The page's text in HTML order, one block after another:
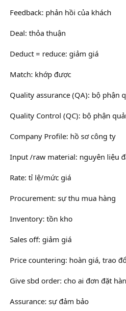
Feedback: phản hồi của khách
Deal: thỏa thuận
Deduct = reduce: giảm giá
Match: khớp được
Quality assurance (QA): bộ phận
Quality Control (QC): bộ phận
Company Profile: hồ sơ công ty
Input /raw material: nguyên liệu
Rate: tỉ lệ/mức giá
Procurement: sự thu mua hàng
Inventory: tồn kho
Sales off: giảm giá
Price countering: hoàn giá, trao
Give sbd order: cho ai đơn đặt
Assurance: sự đảm bảo